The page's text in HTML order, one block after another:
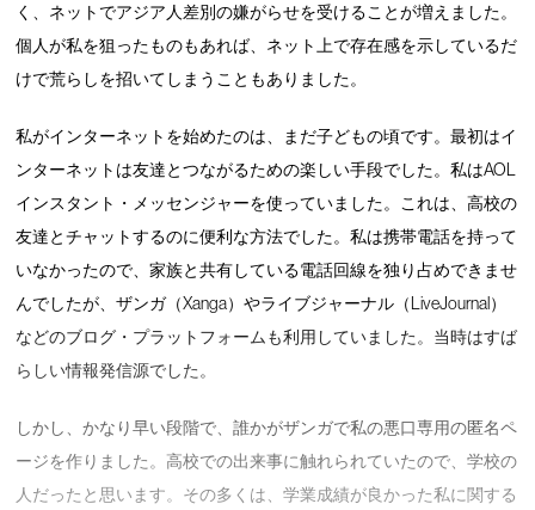
く、ネットでアジア人差別の嫌がらせを受けることが増えました。
個人が私を狙ったものもあれば、ネット上で存在感を示しているだ
けで荒らしを招いてしまうこともありました。
私がインターネットを始めたのは、まだ子どもの頃です。最初はイ
ンターネットは友達とつながるための楽しい手段でした。私はAOL
インスタント・メッセンジャーを使っていました。これは、高校の
友達とチャットするのに便利な方法でした。私は携帯電話を持って
いなかったので、家族と共有している電話回線を独り占めできませ
んでしたが、ザンガ（Xanga）やライブジャーナル（LiveJournal）
などのブログ・プラットフォームも利用していました。当時はすば
らしい情報発信源でした。
しかし、かなり早い段階で、誰かがザンガで私の悪口専用の匿名ペ
ージを作りました。高校での出来事に触れられていたので、学校の
人だったと思います。その多くは、学業成績が良かった私に関する